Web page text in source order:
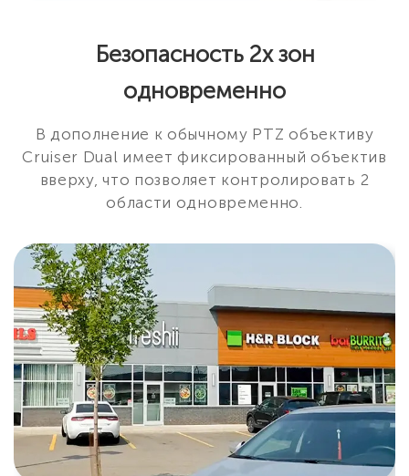
Безопасность 2х зон
одновременно
В дополнение к обычному PTZ объективу
Cruiser Dual имеет фиксированный объектив
вверху, что позволяет контролировать 2
области одновременно.